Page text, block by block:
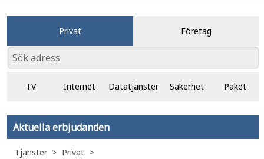
Privat Företag
TV Internet Datatjänster Säkerhet Paket
Aktuella erbjudanden
Tjänster Privat